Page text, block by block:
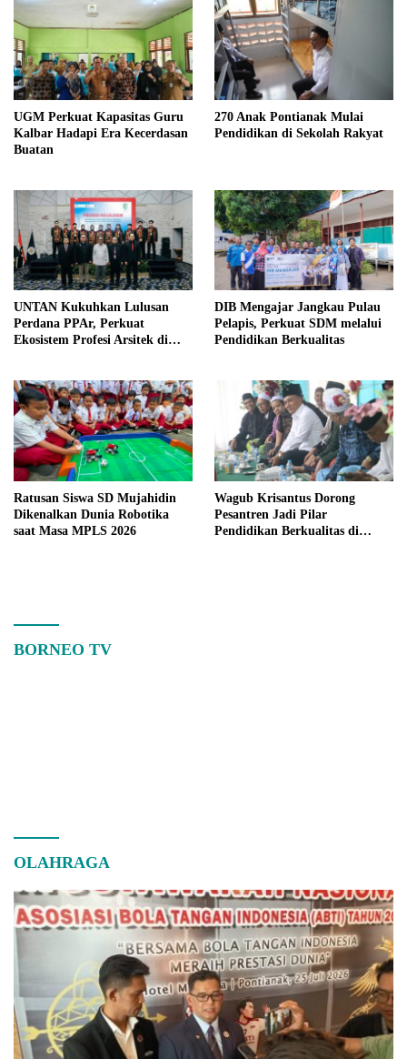
UGM Perkuat Kapasitas Guru
Kalbar Hadapi Era Kecerdasan
Buatan
270 Anak Pontianak Mulai
Pendidikan di Sekolah Rakyat
UNTAN Kukuhkan Lulusan
Perdana PPAr, Perkuat
Ekosistem Profesi Arsitek di
DIB Mengajar Jangkau Pulau
Pelapis, Perkuat SDM melalui
Pendidikan Berkualitas
Ratusan Siswa SD Mujahidin
Dikenalkan Dunia Robotika
saat Masa MPLS 2026
Wagub Krisantus Dorong
Pesantren Jadi Pilar
Pendidikan Berkualitas di
BORNEO TV
OLAHRAGA